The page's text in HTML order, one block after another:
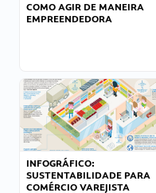
COMO AGIR DE MANEIRA
EMPREENDEDORA
INFOGRÁFICO:
SUSTENTABILIDADE PARA
COMÉRCIO VAREJISTA